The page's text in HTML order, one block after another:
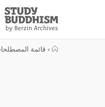
Study
Buddhism
Home
› قائمة